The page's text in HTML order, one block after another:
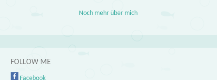
Noch mehr über mich
FOLLOW ME
Facebook